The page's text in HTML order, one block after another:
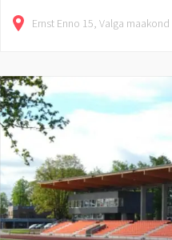
Ernst Enno 15 Valga maakond